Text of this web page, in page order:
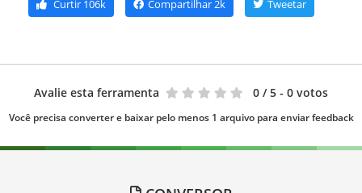
Curtir 106k Compartilhar2k Tweetar
Avalie esta ferramenta 0 / 5 - 0 votos
Você precisa converter e baixar pelo menos 1 arquivo para enviar feedback